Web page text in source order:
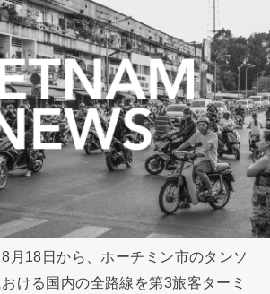
月18日から、ホーチミン市のタンソ
ける国内の全路線を第3旅客ターミ